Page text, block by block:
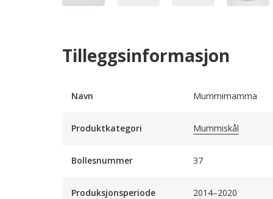
Tilleggsinformasjon
Navn Mummimamma
Produktkategori Mummiskål
Bollesnummer 37
Produksjonsperiode 2014–2020